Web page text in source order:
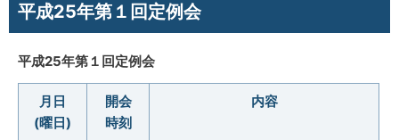
平成25年第１回定例会
平成25年第１回定例会
月日
(曜日)
開会
時刻
内容